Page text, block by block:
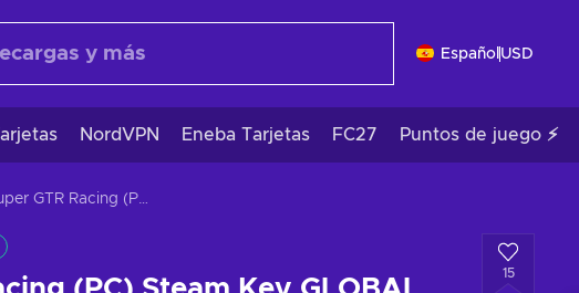
Español USD
NordVPN Eneba Tarjetas FC27 Puntos de juego ⚡
Super GTR Racing (PC) Steam Key GLOBAL
15